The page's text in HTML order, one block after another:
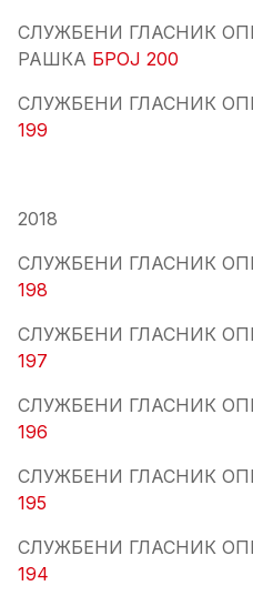
СЛУЖБЕНИ ГЛАСНИК
РАШКА БРОЈ 200
СЛУЖБЕНИ ГЛАСНИК
199
2018
СЛУЖБЕНИ ГЛАСНИК
198
СЛУЖБЕНИ ГЛАСНИК
197
СЛУЖБЕНИ ГЛАСНИК
196
СЛУЖБЕНИ ГЛАСНИК
195
СЛУЖБЕНИ ГЛАСНИК
194